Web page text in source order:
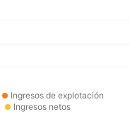
Ingresos de explotación
Ingresos netos